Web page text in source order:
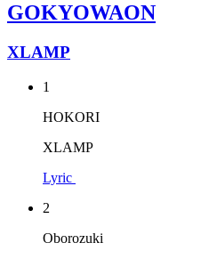
GOKYOWAON
XLAMP
1
HOKORI
XLAMP
Lyric
2
Oborozuki